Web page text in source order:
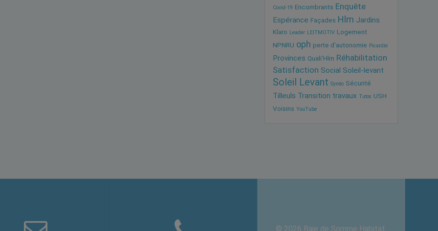
Covid-19 Encombrants Enquête
Espérance Façades Hlm Jardins
Klaro Leader LEITMOTIV Logement
NPNRU oph perte d'autonomie Picardie
Provinces Quali'Hlm Réhabilitation
Satisfaction Social Soleil-levant
Soleil Levant Synéo Sécurité
Tilleuls Transition travaux Tutos USH
Voisins YouTube
© 2026 Baie de Somme Habitat.